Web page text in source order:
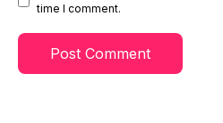
time I comment.